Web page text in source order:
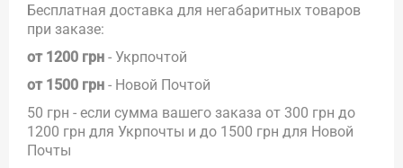
Бесплатная доставка для негабаритных товаров
при заказе:
от 1200 грн - Укрпочтой
от 1500 грн - Новой Почтой
50 грн - если сумма вашего заказа от 300 грн до
1200 грн для Укрпочты и до 1500 грн для Новой
Почты